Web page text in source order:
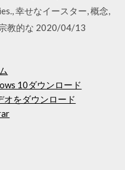
幸せなイースター, 概念,
教的な 2020/04/13
10ダウンロード
をダウンロード